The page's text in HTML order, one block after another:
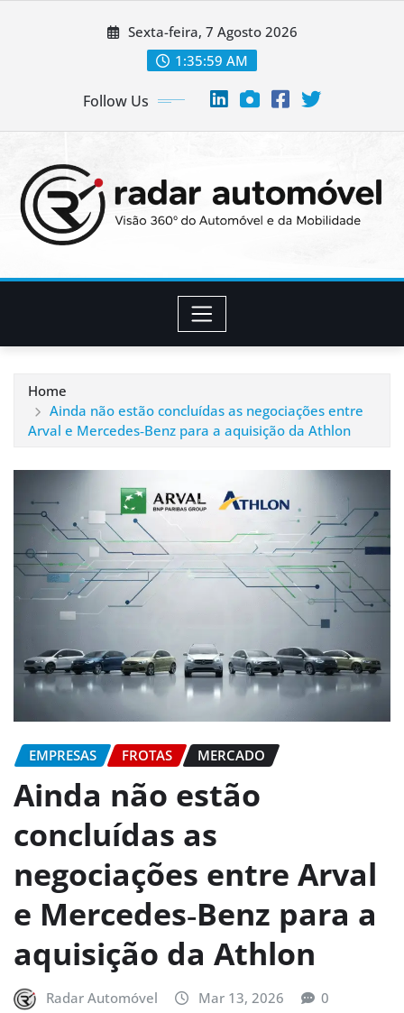
Sexta-feira, 7 Agosto 2026
1:36:00 AM
Follow Us
Home
Ainda não estão concluídas as negociações entre
Arval e Mercedes‑Benz para a aquisição da Athlon
EMPRESAS FROTAS MERCADO
Ainda não estão
concluídas as
negociações entre Arval
e Mercedes‑Benz para a
aquisição da Athlon
Radar Automóvel Mar 13, 2026 0